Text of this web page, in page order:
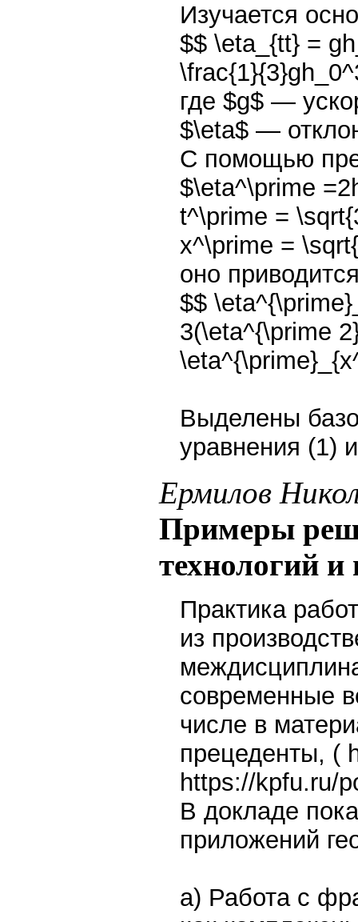
Изучается
$$ \eta_{tt} =
где $g$ —
$\eta$ —
С помощью
$\eta^\prime
t^\prime =
x^\prime =
оно
$$
3(\eta^{\prime
Выделены
уравнения (1)
Ермилов
Примеры
технологий и
Практика
из
современные
числе в
прецеденты, (
https://kpfu.ru/
В докладе
приложений
а) Работа с